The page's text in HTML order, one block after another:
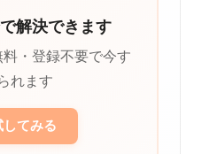
解決できます
・登録不要で今す
れます
てみる